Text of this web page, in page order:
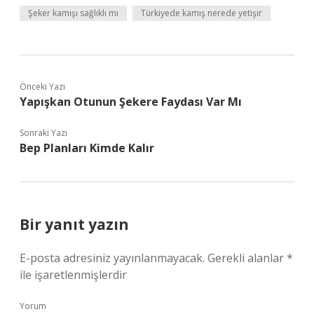
Şeker kamışı sağlıklı mı Türkiyede kamış nerede yetişir
Önceki Yazı
Yapışkan Otunun Şekere Faydası Var Mı
Sonraki Yazı
Bep Planları Kimde Kalır
Bir yanıt yazın
E-posta adresiniz yayınlanmayacak. Gerekli alanlar*
ile işaretlenmişlerdir
Yorum